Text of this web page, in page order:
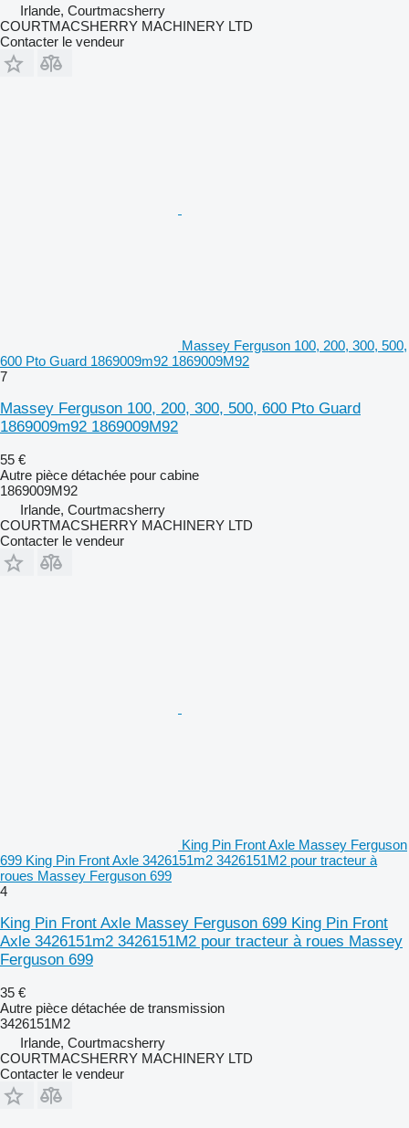
Irlande, Courtmacsherry
COURTMACSHERRY MACHINERY LTD
Contacter le vendeur
Massey Ferguson 100, 200, 300, 500,
600 Pto Guard 1869009m92 1869009M92
7
Massey Ferguson 100, 200, 300, 500, 600 Pto Guard
1869009m92 1869009M92
55 €
Autre pièce détachée pour cabine
1869009M92
Irlande, Courtmacsherry
COURTMACSHERRY MACHINERY LTD
Contacter le vendeur
King Pin Front Axle Massey Ferguson
699 King Pin Front Axle 3426151m2 3426151M2 pour tracteur à
roues Massey Ferguson 699
4
King Pin Front Axle Massey Ferguson 699 King Pin Front
Axle 3426151m2 3426151M2 pour tracteur à roues Massey
Ferguson 699
35 €
Autre pièce détachée de transmission
3426151M2
Irlande, Courtmacsherry
COURTMACSHERRY MACHINERY LTD
Contacter le vendeur